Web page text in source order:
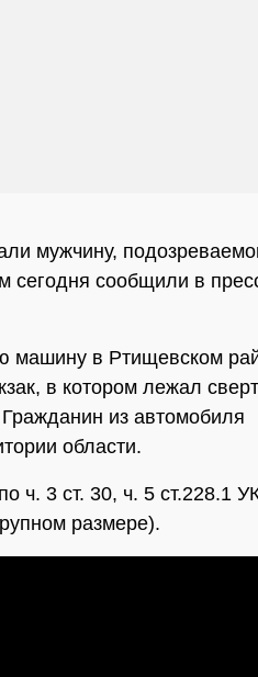
мужчину,
сегодня сообщили в
машину в Ртищевском
в котором лежал
из автомобиля
области.
ч. 3 ст. 30, ч. 5 ст.228.1
размере).